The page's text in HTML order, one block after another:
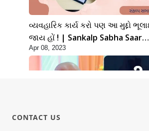
વ્યવહારિક કાર્ય કરો પણ આ મુદ્દો
જાય હોં ! | Sankalp Sabha Saar
03/03/2023 | SMVS | 2023
Apr 08, 2023
CONTACT US